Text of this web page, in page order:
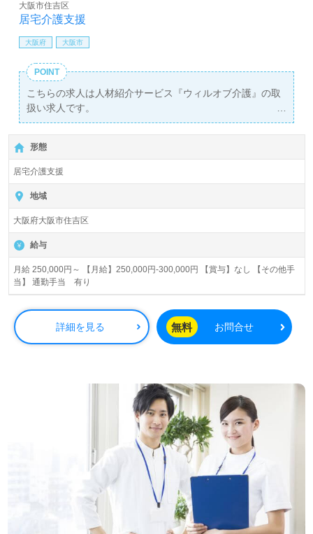
居宅介護支援
大阪市住吉区
大阪府 大阪市
POINT
こちらの求人は人材紹介サービス『ウィルオブ介護』の取
扱い求人です。
詳細に関してお気軽にご相談ください♪
【無料】で皆さんの転職活動をサポートいたします。
形態
居宅介護支援
地域
大阪府大阪市住吉区
給与
月給 250,000円～ 【月給】250,000円-300,000円 【賞与】なし 【その他手
当】 通勤手当 有り
詳細を見る 無料 お問合せ